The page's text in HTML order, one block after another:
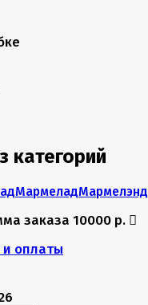
категорий
МармеладМармелэнд
заказа 10000 р.
и оплаты